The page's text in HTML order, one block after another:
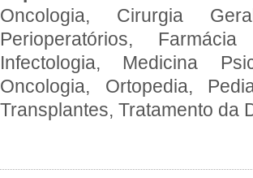
Oncologia, Cirurgia
Perioperatórios,
Infectologia, Medicina
Oncologia, Ortopedia,
Transplantes, Tratamento da